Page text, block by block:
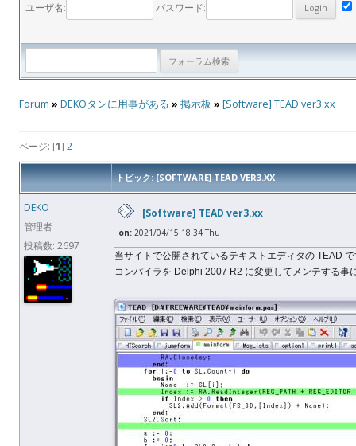
ユーザ名: パスワード:
Forum » DEKOタンに用事がある » 掲示板 » [Software] TEAD ver3.xx
ページ: [1] 2
トピック: [SOFTWARE] TEAD VER3.XX
DEKO
管理者
投稿数: 2697
[Software] TEAD ver3.xx
on: 2021/04/15 18:34 Thu
当サイトで公開されているテキストエディタの TEAD
コンパイラを Delphi 2007 R2 に変更してメンテする事